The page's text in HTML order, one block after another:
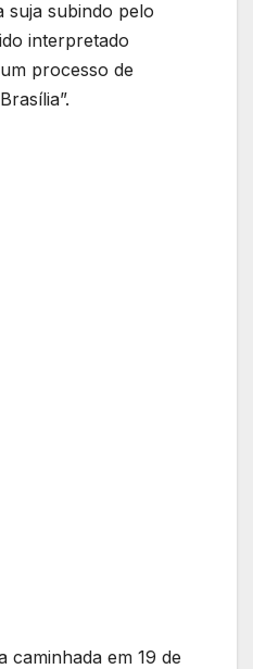
subindo pelo
interpretado
processo de
caminhada em 19 de